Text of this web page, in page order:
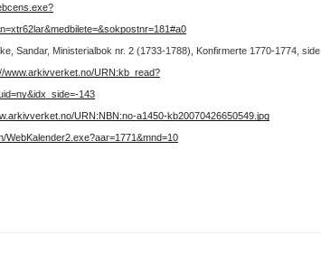
Sandar, Ministerialbok nr. 2 (1733-1788), Konfirmerte 1770-1774, side
www.arkivverket.no/URN:kb_read?
143
URN:NBN:no-a1450-kb20070426650549.jpg
WebKalender2.exe?aar=1771&mnd=10